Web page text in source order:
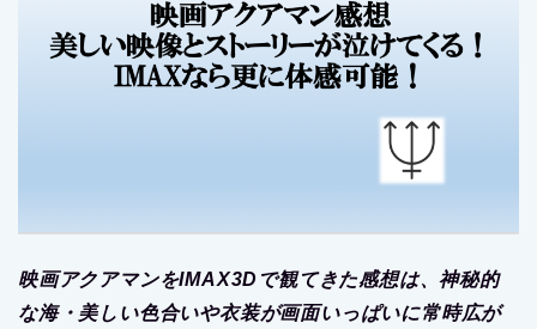
映画アクアマンをIMAX3Dで観てきた感想は、神秘的
な海・美しい色合いや衣装が画面いっぱいに常時広が